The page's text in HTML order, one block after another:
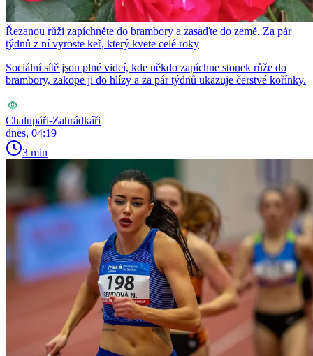
Řezanou růži zapíchněte do brambory a zasaďte do země. Za pár
týdnů z ní vyroste keř, který kvete celé roky
Sociální sítě jsou plné videí, kde někdo zapíchne stonek růže do
brambory, zakope ji do hlízy a za pár týdnů ukazuje čerstvé kořínky.
Chalupáři-Zahrádkáři
dnes, 04:19
3 min